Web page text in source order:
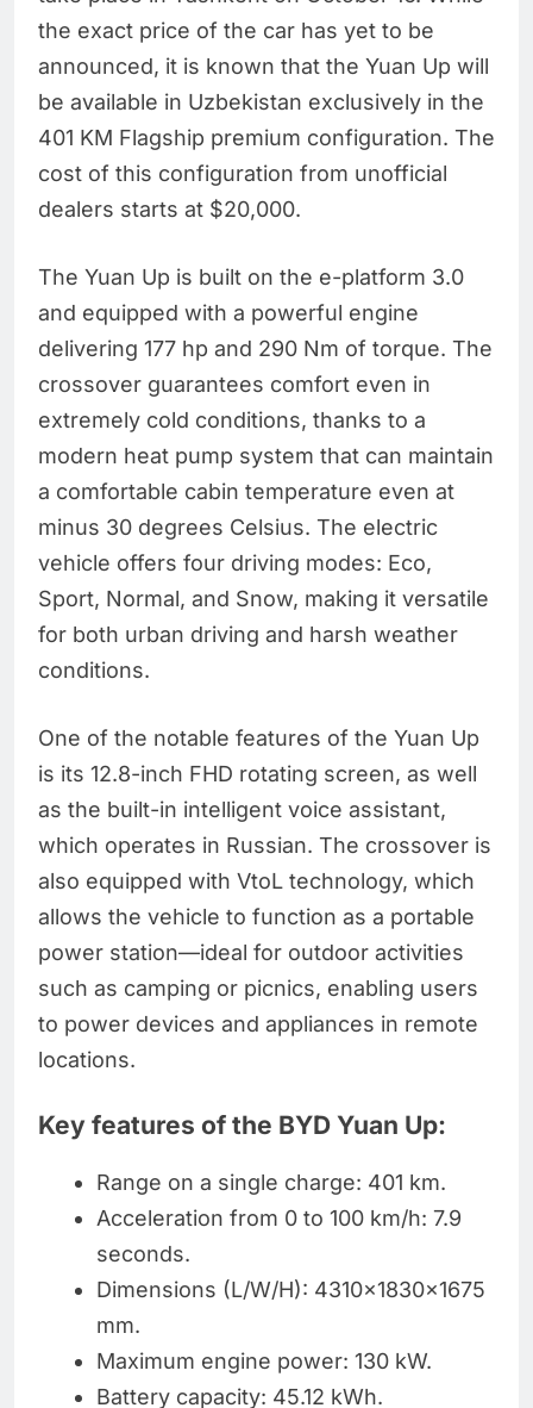
the exact price of the car has yet to be
announced, it is known that the Yuan Up will
be available in Uzbekistan exclusively in the
401 KM Flagship premium configuration. The
cost of this configuration from unofficial
dealers starts at $20,000.
The Yuan Up is built on the e-platform 3.0
and equipped with a powerful engine
delivering 177 hp and 290 Nm of torque. The
crossover guarantees comfort even in
extremely cold conditions, thanks to a
modern heat pump system that can maintain
a comfortable cabin temperature even at
minus 30 degrees Celsius. The electric
vehicle offers four driving modes: Eco,
Sport, Normal, and Snow, making it versatile
for both urban driving and harsh weather
conditions.
One of the notable features of the Yuan Up
is its 12.8-inch FHD rotating screen, as well
as the built-in intelligent voice assistant,
which operates in Russian. The crossover is
also equipped with VtoL technology, which
allows the vehicle to function as a portable
power station—ideal for outdoor activities
such as camping or picnics, enabling users
to power devices and appliances in remote
locations.
Key features of the BYD Yuan Up:
Range on a single charge: 401 km.
Acceleration from 0 to 100 km/h: 7.9
seconds.
Dimensions (L/W/H): 4310×1830×1675
mm.
Maximum engine power: 130 kW.
Battery capacity: 45.12 kWh.